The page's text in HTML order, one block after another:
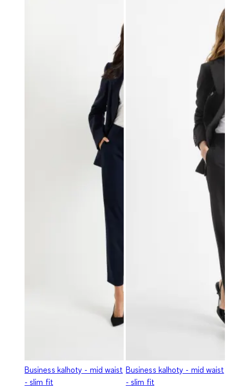
Business kalhoty - mid waist
- slim fit
Business kalhoty - mid waist
- slim fit